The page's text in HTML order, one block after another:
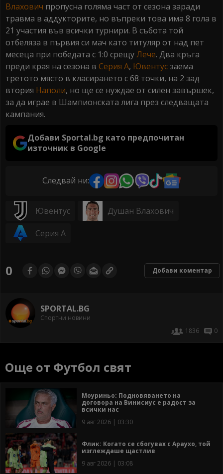
Влахович пропусна голяма част от сезона заради
травма в аддукторите, но въпреки това има 8 гола в
21 участия във всички турнири. В събота той
отбеляза в първия си мач като титуляр от над пет
месеца при победата с 1:0 срещуЛече. Два кръга
преди края на сезона в Серия А, Ювентус заема
третото място в класирането с 68 точки, на 2 зад
втория Наполи, но ще се нуждае от силен завършек,
за да играе в Шампионската лига през следващата
кампания.
Добави Sportal.bg като предпочитан
източник в Google
Следвай ни:
Ювентус Душан Влахович
Серия А
0 Добави коментар
SPORTAL.BG
Спортни новини
1836
0
Още от Футбол свят
Моуриньо: Подновяването на
договора на Винисиус е радост за
всички нас
9 авг 2026 | 03:30
Флик: Когато се сбогувах с Араухо, той
изглеждаше щастлив
9 авг 2026 | 03:08